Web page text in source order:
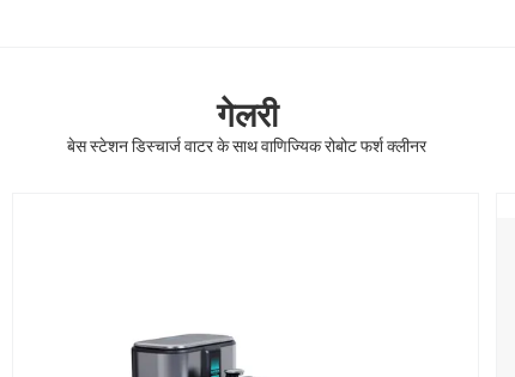
गेलरी
बेस स्टेशन डिस्चार्ज वाटर के साथ वाणिज्यिक रोबोट फर्श क्लीनर